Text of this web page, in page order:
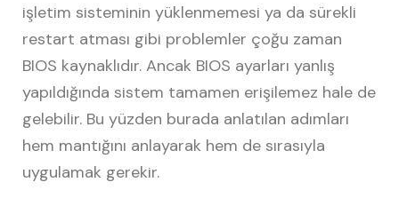
işletim sisteminin yüklenmemesi ya da sürekli
restart atması gibi problemler çoğu zaman
BIOS kaynaklıdır. Ancak BIOS ayarları yanlış
yapıldığında sistem tamamen erişilemez hale de
gelebilir. Bu yüzden burada anlatılan adımları
hem mantığını anlayarak hem de sırasıyla
uygulamak gerekir.